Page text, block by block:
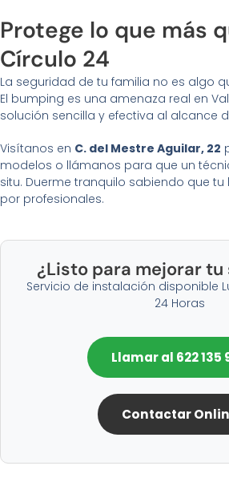
Protege lo que más
Círculo 24
La seguridad de tu familia no es algo
El bumping es una amenaza real en
solución sencilla y efectiva al alcance
Visítanos en C. del Mestre Aguilar, 22
modelos o llámanos para que un
situ. Duerme tranquilo sabiendo que
por profesionales.
¿Listo para mejorar tu
Servicio de instalación disponible
24 Horas
Llamar al 622 135
Contactar